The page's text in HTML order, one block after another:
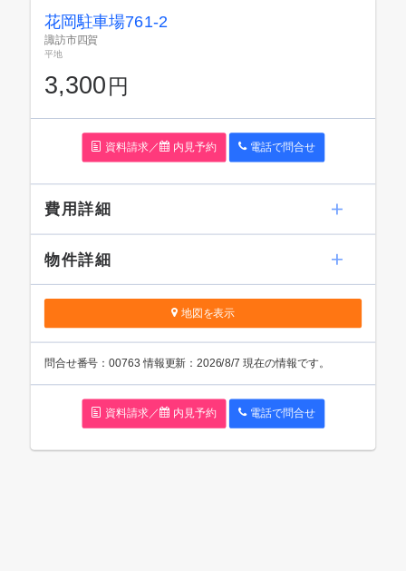
花岡駐車場761-2
諏訪市四賀
平地
3,300円
資料請求／ 内見予約 電話で問合せ
費用詳細
物件詳細
地図を表示
問合せ番号：00763 情報更新：2026/8/7 現在の情報です。
資料請求／ 内見予約 電話で問合せ